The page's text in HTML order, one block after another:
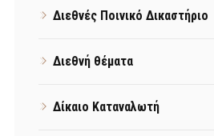
Διεθνές Ποινικό Δικαστήριο
Διεθνή θέματα
Δίκαιο Καταναλωτή